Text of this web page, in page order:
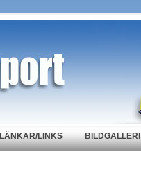
LÄNKAR/LINKS BILDGALLERI